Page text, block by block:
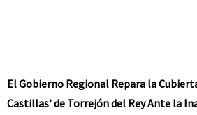
El Gobierno Regional Repara la
Castillas’ de Torrejón del Rey Ante la